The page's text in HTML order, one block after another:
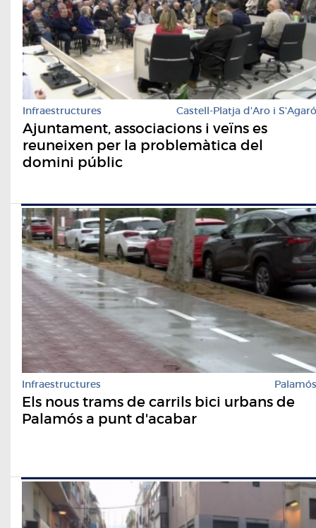
Infraestructures Castell-Platja d'Aro i S'Agaró
Ajuntament, associacions i veïns es
reuneixen per la problemàtica del
domini públic
Infraestructures Palamós
Els nous trams de carrils bici urbans de
Palamós a punt d'acabar